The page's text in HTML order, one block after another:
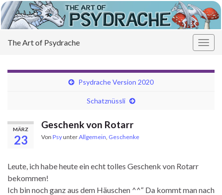
The Art of Psydrache
Psydrache Version 2020
Schatznüssli
MÄRZ
23
Geschenk von Rotarr
Von PsyunterAllgemein Geschenke
Leute, ich habe heute ein echt tolles Geschenk von Rotarr
bekommen!
Ich bin noch ganz aus dem Häuschen ^^“ Da kommt man nach